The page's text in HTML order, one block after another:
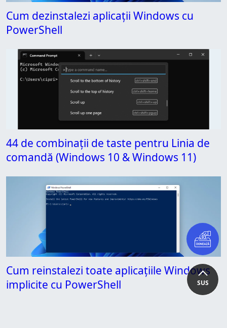
SUS
Cum dezinstalezi aplicații Windows cu
PowerShell
44 de combinaţii de taste pentru Linia de
comandă (Windows 10 & Windows 11)
Cum reinstalezi toate aplicațiile Windows
implicite cu PowerShell